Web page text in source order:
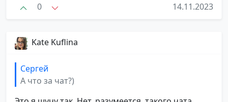
0 14.11.2023
Kate Kuflina
Сергей
А что за чат?)